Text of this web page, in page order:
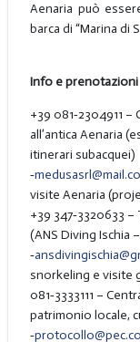
Aenaria può
barca di “Marina di
Info e prenotazioni
+39 081‑2304911
all’antica Aenaria
itinerari subacquei)
‑
visite Aenaria
+39 347‑3320633
(ANS Diving Ischia
‑
snorkeling e visite
081‑3333111 –
patrimonio locale,
‑